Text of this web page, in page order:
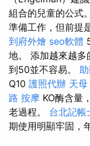
組合的兒童的公式。
準備工作，但前提
到府外燴 seo軟體
地。 添加越來越多
到50並不容易。
Q10 護照代辦 天
路 按摩 KO酶含量
老過程。 台北記帳
期使用明顯牢固，